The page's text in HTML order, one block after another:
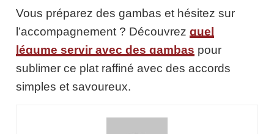
Vous préparez des gambas et hésitez sur
l’accompagnement ? Découvrez quel
légume servir avec des gambas pour
sublimer ce plat raffiné avec des accords
simples et savoureux.